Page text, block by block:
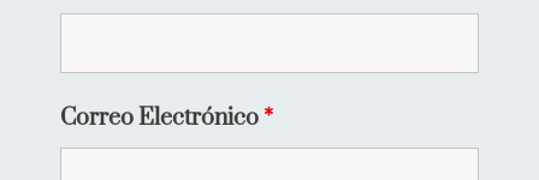
Correo Electrónico *